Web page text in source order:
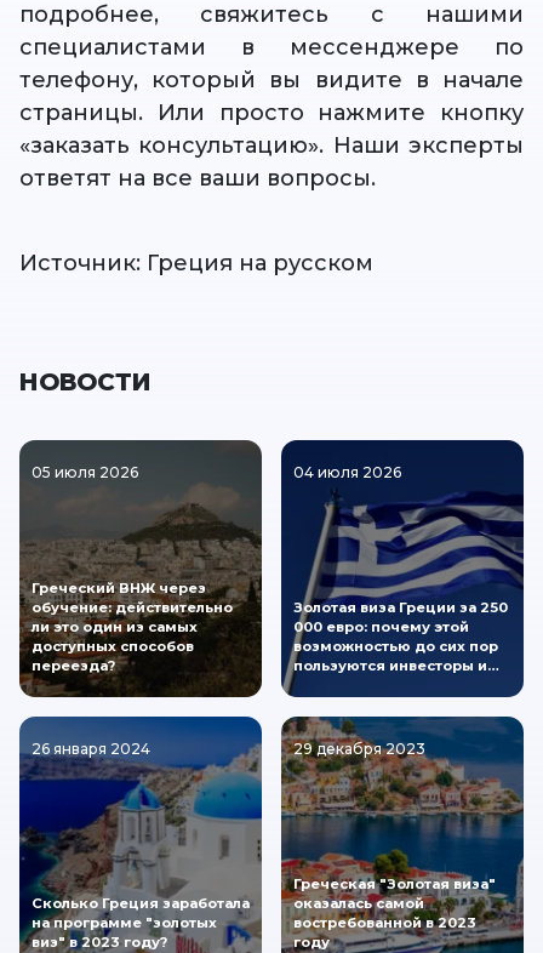
подробнее, свяжитесь с нашими
специалистами в мессенджере по
телефону, который вы видите в начале
страницы. Или просто нажмите кнопку
«заказать консультацию». Наши эксперты
ответят на все ваши вопросы.
Источник: Греция на русском
НОВОСТИ
05 июля 2026
Греческий ВНЖ через
обучение: действительно
ли это один из самых
доступных способов
переезда?
04 июля 2026
Золотая виза Греции за 250
000 евро: почему этой
возможностью до сих пор
пользуются инвесторы и…
26 января 2024
Сколько Греция заработала
на программе "золотых
виз" в 2023 году?
29 декабря 2023
Греческая "Золотая виза"
оказалась самой
востребованной в 2023
году